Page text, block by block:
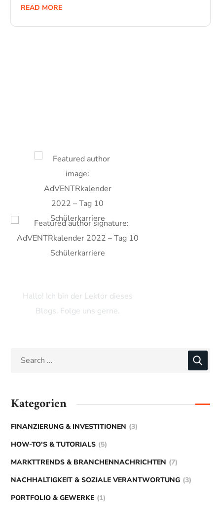
READ MORE
Hallo! Ich bin der Lektor dieses
Blogs. Folge uns gerne.
Kategorien
FINANZIERUNG & INVESTITIONEN (3)
HOW-TO'S & TUTORIALS (5)
MARKTTRENDS & BRANCHENNACHRICHTEN (7)
NACHHALTIGKEIT & SOZIALE VERANTWORTUNG (3)
PORTFOLIO & GEWERKE (1)